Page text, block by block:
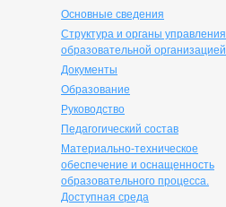
Основные сведения
Структура и органы управления
образовательной организацией
Документы
Образование
Руководство
Педагогический состав
Материально-техническое
обеспечение и оснащенность
образовательного процесса.
Доступная среда